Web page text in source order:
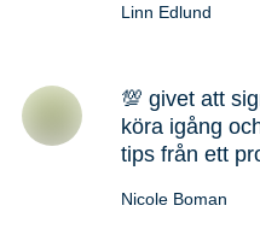
Linn Edlund
💯 givet att
köra igång
tips från ett
Nicole Boman